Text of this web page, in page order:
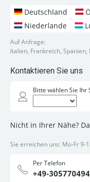
Deutschland
Niederlande
Auf Anfrage:
Italien, Frankreich,
Kontaktieren Sie uns
Bitte wählen Sie Ihr
Nicht in Ihrer Nähe?
Sie erreichen uns: Mo-Fr 9-
Per Telefon
+49-